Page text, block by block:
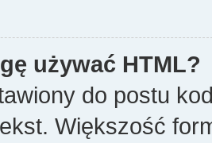
używać HTML?
do postu
Większość